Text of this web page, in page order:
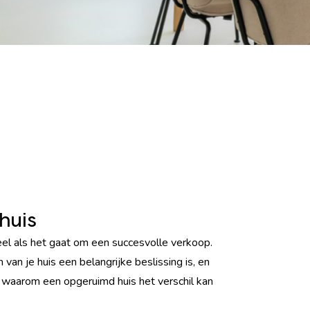
als het gaat om een succesvolle verkoop.
je huis een belangrijke beslissing is, en
een opgeruimd huis het verschil kan